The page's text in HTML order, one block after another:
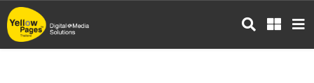
Skip
to
main